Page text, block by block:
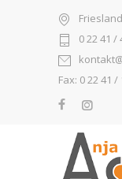
0 22 41 /
Fax: 0 22 41 /